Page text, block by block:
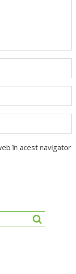
în acest navigator